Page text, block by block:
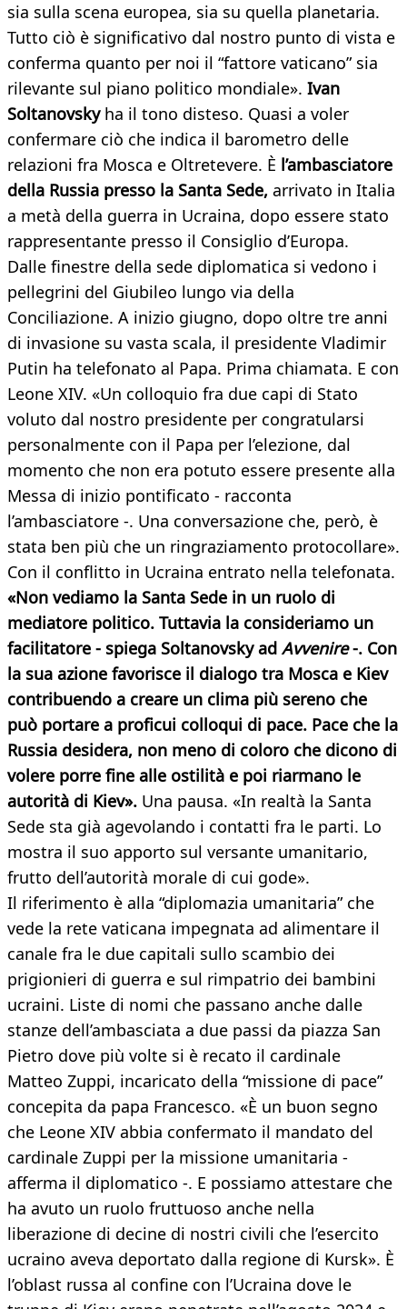
sia sulla scena europea, sia su quella planetaria.
Tutto ciò è significativo dal nostro punto di vista e
conferma quanto per noi il “fattore vaticano” sia
rilevante sul piano politico mondiale». Ivan
Soltanovsky ha il tono disteso. Quasi a voler
confermare ciò che indica il barometro delle
relazioni fra Mosca e Oltretevere. È l’ambasciatore
della Russia presso la Santa Sede, arrivato in Italia
a metà della guerra in Ucraina, dopo essere stato
rappresentante presso il Consiglio d’Europa.
Dalle finestre della sede diplomatica si vedono i
pellegrini del Giubileo lungo via della
Conciliazione. A inizio giugno, dopo oltre tre anni
di invasione su vasta scala, il presidente Vladimir
Putin ha telefonato al Papa. Prima chiamata. E con
Leone XIV. «Un colloquio fra due capi di Stato
voluto dal nostro presidente per congratularsi
personalmente con il Papa per l’elezione, dal
momento che non era potuto essere presente alla
Messa di inizio pontificato - racconta
l’ambasciatore -. Una conversazione che, però, è
stata ben più che un ringraziamento protocollare».
Con il conflitto in Ucraina entrato nella telefonata.
«Non vediamo la Santa Sede in un ruolo di
mediatore politico. Tuttavia la consideriamo un
facilitatore - spiega Soltanovsky ad Avvenire-. Con
la sua azione favorisce il dialogo tra Mosca e Kiev
contribuendo a creare un clima più sereno che
può portare a proficui colloqui di pace. Pace che la
Russia desidera, non meno di coloro che dicono di
volere porre fine alle ostilità e poi riarmano le
autorità di Kiev». Una pausa. «In realtà la Santa
Sede sta già agevolando i contatti fra le parti. Lo
mostra il suo apporto sul versante umanitario,
frutto dell’autorità morale di cui gode».
Il riferimento è alla “diplomazia umanitaria” che
vede la rete vaticana impegnata ad alimentare il
canale fra le due capitali sullo scambio dei
prigionieri di guerra e sul rimpatrio dei bambini
ucraini. Liste di nomi che passano anche dalle
stanze dell’ambasciata a due passi da piazza San
Pietro dove più volte si è recato il cardinale
Matteo Zuppi, incaricato della “missione di pace”
concepita da papa Francesco. «È un buon segno
che Leone XIV abbia confermato il mandato del
cardinale Zuppi per la missione umanitaria -
afferma il diplomatico -. E possiamo attestare che
ha avuto un ruolo fruttuoso anche nella
liberazione di decine di nostri civili che l’esercito
ucraino aveva deportato dalla regione di Kursk». È
l’oblast russa al confine con l’Ucraina dove le